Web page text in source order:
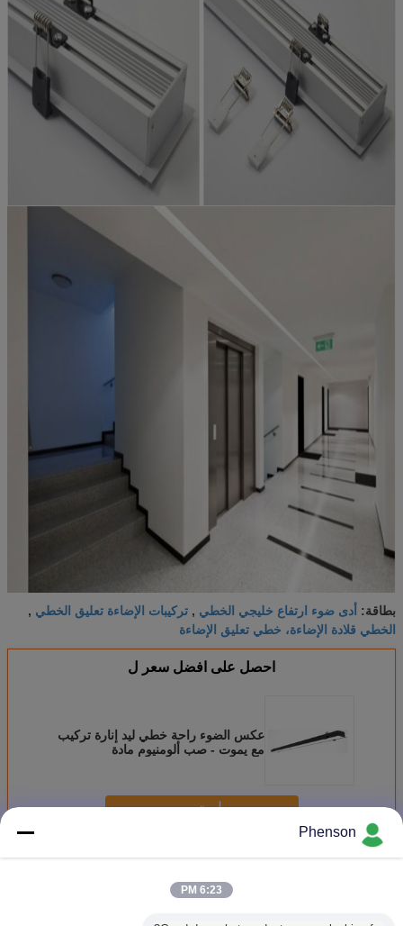
بطاقة: أدى ضوء ارتفاع خليجي الخطي , تركيبات الإضاءة تعليق الخطي ,
الخطي قلادة الإضاءة، خطي تعليق الإضاءة
احصل على افضل سعر ل
عكس الضوء راحة خطي ليد إنارة تركيب
مع يموت - صب ألومنيوم مادة
استمر
أكثريقود ضوء خطيّ
Phenson
6:23 PM